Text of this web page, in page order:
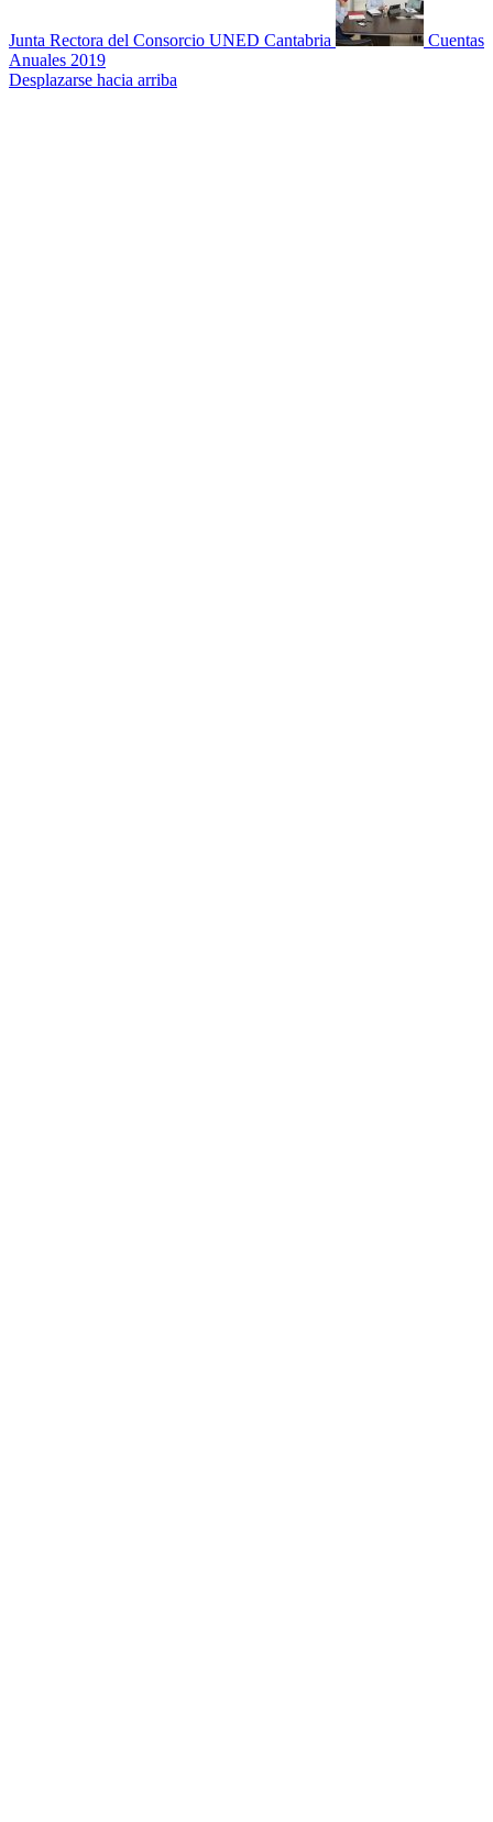
Junta Rectora del Consorcio UNED Cantabria
Cuentas
Anuales 2019
Desplazarse hacia arriba